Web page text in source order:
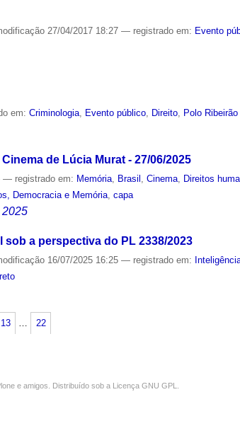
27/04/2017 18:27— registrado em: Evento
em:Criminologia Evento público Direito Polo
de Lúcia Murat - 27/06/2025
— registrado em: Memória Brasil ,Cinema Direitos
Democracia e Memória ,capa
2025
a perspectiva do PL 2338/2023
16/07/2025 16:25— registrado em:
13 22
e amigos. Distribuído sob a Licença GNU GPL